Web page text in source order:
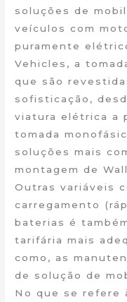
soluções de
veículos com
puramente
Vehicles, a
que são
sofisticação,
viatura elétrica a
tomada
soluções mais
montagem de
Outras variáveis
carregamento
baterias é
tarifária mais
como, as
de solução de
No que se refere